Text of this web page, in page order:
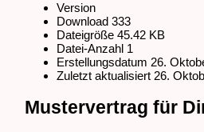
Version
Download333
Dateigröße45.42 KB
Datei-Anzahl 1
Erstellungsdatum 26.
Zuletzt aktualisiert 26.
Mustervertrag für